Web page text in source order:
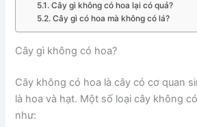
Cây gì không có hoa lại có quả?
Cây gì có hoa mà không có lá?
Cây gì không có hoa?
Cây không có hoa là cây có cơ quan
là hoa và hạt. Một số loại cây không
như: